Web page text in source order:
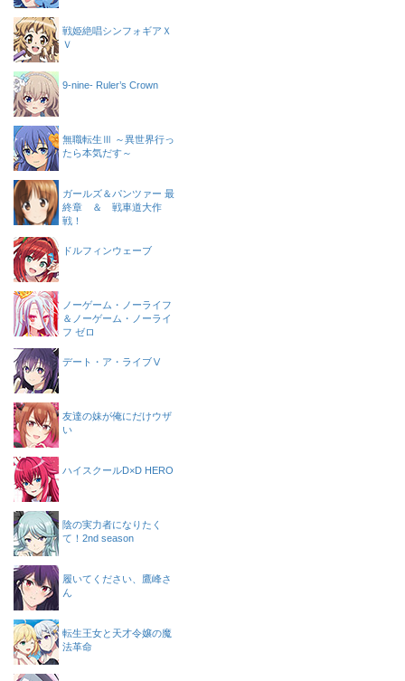
戦姫絶唱シンフォギアＸ
Ｖ
9-nine- Ruler’s Crown
無職転生Ⅲ ～異世界行っ
たら本気だす～
ガールズ＆パンツァー 最
終章 ＆ 戦車道大作
戦！
ドルフィンウェーブ
ノーゲーム・ノーライフ
＆ノーゲーム・ノーライ
フ ゼロ
デート・ア・ライブⅤ
友達の妹が俺にだけウザ
い
ハイスクールD×D HERO
陰の実力者になりたく
て！2nd season
履いてください、鷹峰さ
ん
転生王女と天才令嬢の魔
法革命